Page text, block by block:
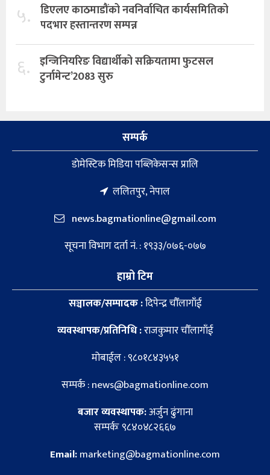
५. डिएलए काठमाडौंको नवनिर्वाचित कार्यसमितिको
पदभार हस्तान्तरण सम्पन्न
६. इन्जिनियरिङ विद्यार्थीको सक्रियतामा फुटसल
टुर्नामेन्ट’2083 सुरु
सम्पर्क
डाेमेस्टिक मिडिया पब्लिकेसन्स प्रालि
ललितपुर, नेपाल
news.bagmationline@gmail.com
सूचना विभाग दर्ता नं. : १९३३/०७६-०७७
हाम्रो टिम
सञ्चालक/सम्पादक :दिपेन्द्र चौँलागाँई
व्यवस्थापक/प्रतिनिधि :राजकुमार चौँलागाँई
मोबाईल : ९८०१८४३५५१
सम्पर्क : news@bagmationline.com
बजार व्यवस्थापक:अर्जुन ढुंगाना
सम्पर्कः ९८४०४८२६६७
Email:marketing@bagmationline.com